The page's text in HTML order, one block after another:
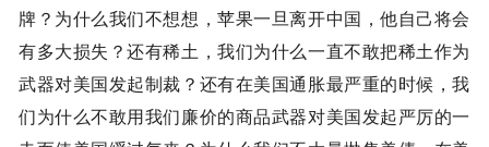
牌？为什么我们不想想，苹果一旦离开中国，他自己将会
有多大损失？还有稀土，我们为什么一直不敢把稀土作为
武器对美国发起制裁？还有在美国通胀最严重的时候，我
们为什么不敢用我们廉价的商品武器对美国发起严厉的一